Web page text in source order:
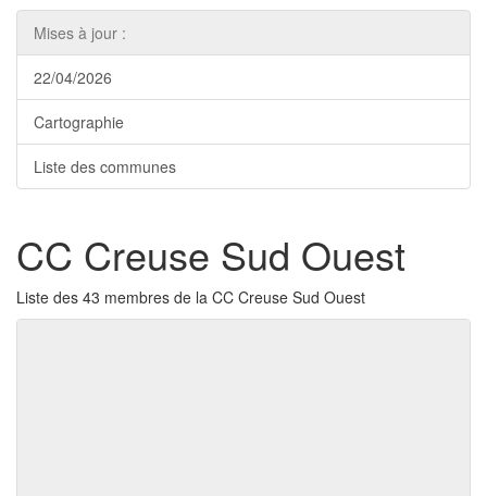
Mises à jour :
22/04/2026
Cartographie
Liste des communes
CC Creuse Sud Ouest
Liste des 43 membres de la CC Creuse Sud Ouest